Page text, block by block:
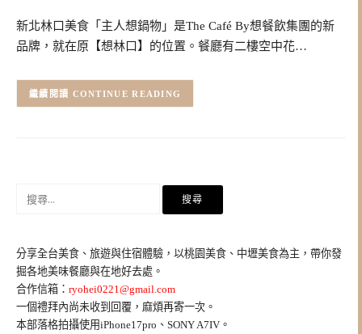
新北林口美食「主人想鍋物」是The Café By想餐飲集團的新
品牌，就在原【想林口】的位置。餐廳有二樓空中花…
CONTINUE READING
鍵
字:
分享全台美食、旅遊與住宿體驗，以桃園美食、中壢美食為主，帶你發
掘各地美味餐廳與在地好去處。
合作信箱： ryohei0221@gmail.com
一個禮拜內尚未收到回覆，麻煩再寄一次。
本部落格拍攝使用iPhone17pro、SONY A7IV。